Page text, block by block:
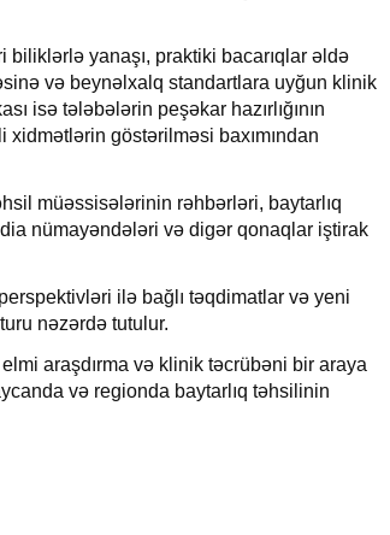
biliklərlə yanaşı, praktiki bacarıqlar əldə
və beynəlxalq standartlara uyğun klinik
isə tələbələrin peşəkar hazırlığının
xidmətlərin göstərilməsi baxımından
müəssisələrinin rəhbərləri, baytarlıq
nümayəndələri və digər qonaqlar iştirak
ilə bağlı təqdimatlar və yeni
nəzərdə tutulur.
araşdırma və klinik təcrübəni bir araya
və regionda baytarlıq təhsilinin